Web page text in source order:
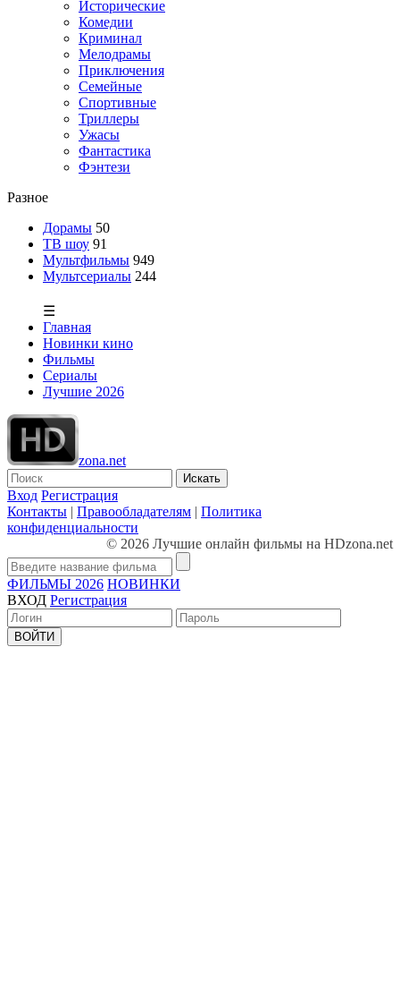
Исторические
Комедии
Криминал
Мелодрамы
Приключения
Семейные
Спортивные
Триллеры
Ужасы
Фантастика
Фэнтези
Разное
Дорамы 50
ТВ шоу 91
Мультфильмы 949
Мультсериалы 244
☰
Главная
Новинки кино
Фильмы
Сериалы
Лучшие 2026
zona.net
Искать
Вход Регистрация
Контакты | Правообладателям | Политика
конфиденциальности
© 2026 Лучшие онлайн фильмы на HDzona.net
ФИЛЬМЫ 2026 НОВИНКИ
ВХОД Регистрация